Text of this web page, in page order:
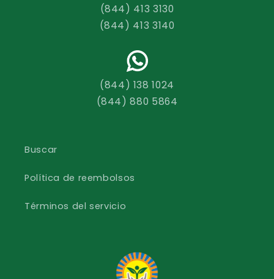
(844) 413 3130
(844) 413 3140
(844) 138 1024
(844) 880 5864
Buscar
Política de reembolsos
Términos del servicio